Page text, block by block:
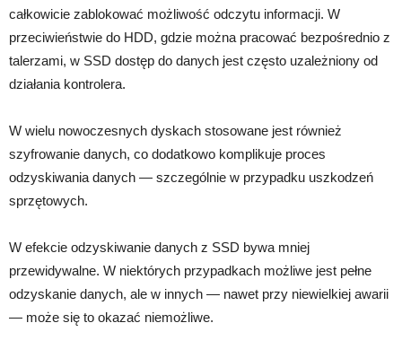
całkowicie zablokować możliwość odczytu informacji. W
przeciwieństwie do HDD, gdzie można pracować bezpośrednio z
talerzami, w SSD dostęp do danych jest często uzależniony od
działania kontrolera.
W wielu nowoczesnych dyskach stosowane jest również
szyfrowanie danych, co dodatkowo komplikuje proces
odzyskiwania danych — szczególnie w przypadku uszkodzeń
sprzętowych.
W efekcie odzyskiwanie danych z SSD bywa mniej
przewidywalne. W niektórych przypadkach możliwe jest pełne
odzyskanie danych, ale w innych — nawet przy niewielkiej awarii
— może się to okazać niemożliwe.